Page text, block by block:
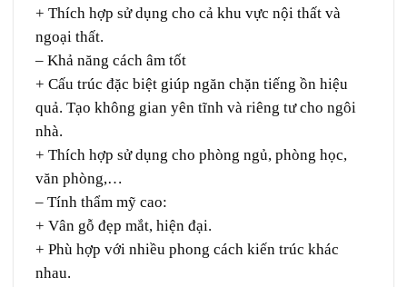
+ Thích hợp sử dụng cho cả khu vực nội thất và
ngoại thất.
– Khả năng cách âm tốt
+ Cấu trúc đặc biệt giúp ngăn chặn tiếng ồn hiệu
quả. Tạo không gian yên tĩnh và riêng tư cho ngôi
nhà.
+ Thích hợp sử dụng cho phòng ngủ, phòng học,
văn phòng,…
– Tính thẩm mỹ cao:
+ Vân gỗ đẹp mắt, hiện đại.
+ Phù hợp với nhiều phong cách kiến trúc khác
nhau.